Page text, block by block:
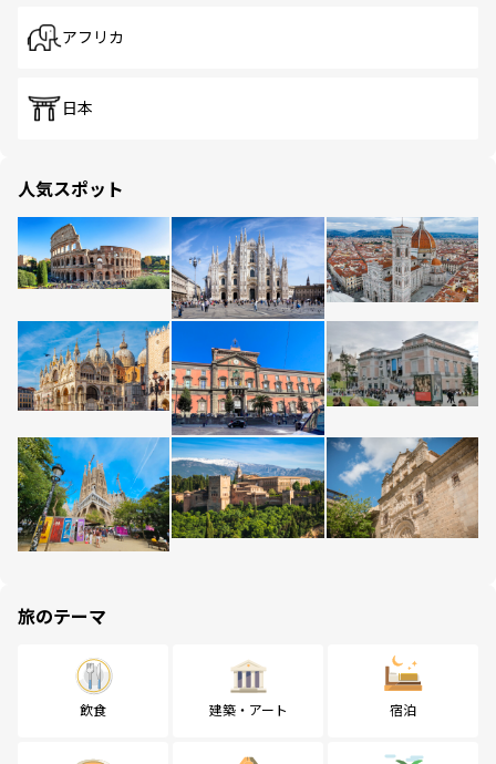
アフリカ
日本
人気スポット
旅のテーマ
飲食 建築・アート 宿泊